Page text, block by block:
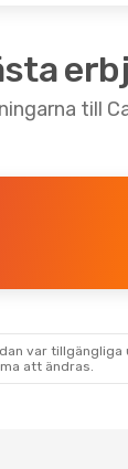
till
var
att ändras.